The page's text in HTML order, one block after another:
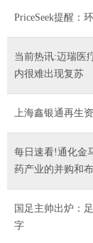
PriceSeek提醒：
当前热讯:迈瑞医
内很难出现复苏
上海鑫银通再生
每日速看!通化金
药产业的并购和
国足主帅出炉：
字